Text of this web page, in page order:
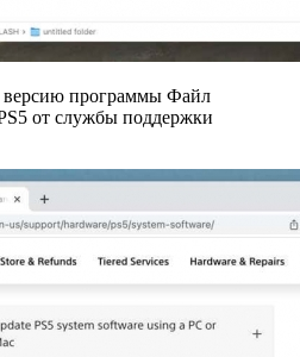
программы Файл
от службы поддержки